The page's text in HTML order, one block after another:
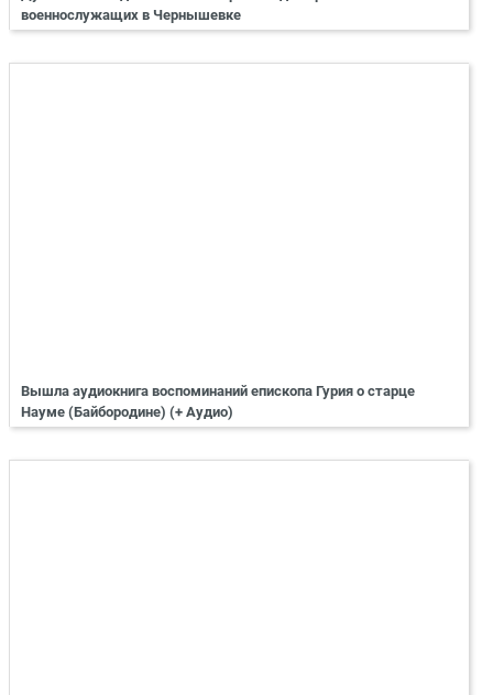
военнослужащих в Чернышевке
Вышла аудиокнига воспоминаний епископа Гурия о старце
Науме (Байбородине) (+ Аудио)